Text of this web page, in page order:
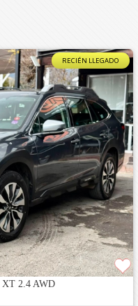
RECIÉN LLEGADO
XT 2.4 AWD